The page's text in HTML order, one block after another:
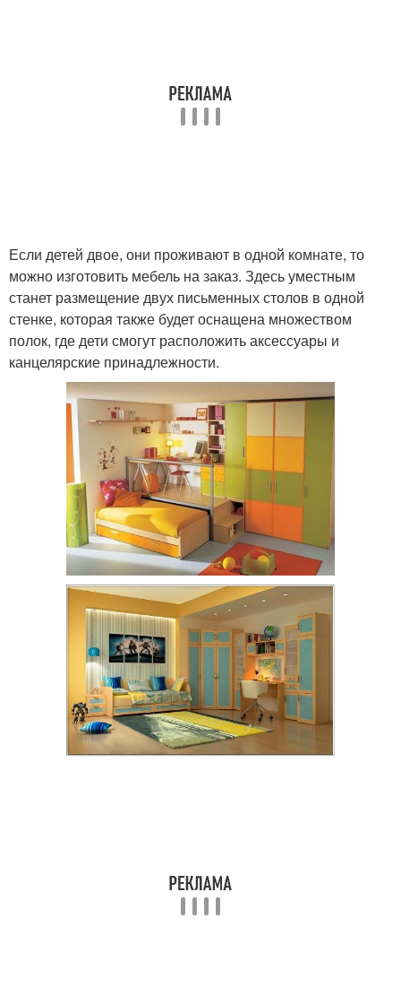
Если детей двое, они проживают в одной комнате, то
можно изготовить мебель на заказ. Здесь уместным
станет размещение двух письменных столов в одной
стенке, которая также будет оснащена множеством
полок, где дети смогут расположить аксессуары и
канцелярские принадлежности.